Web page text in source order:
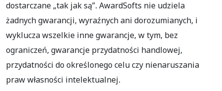
dostarczane „tak jak są”. AwardSofts nie udziela
żadnych gwarancji, wyraźnych ani dorozumianych, i
wyklucza wszelkie inne gwarancje, w tym, bez
ograniczeń, gwarancje przydatności handlowej,
przydatności do określonego celu czy nienaruszania
praw własności intelektualnej.